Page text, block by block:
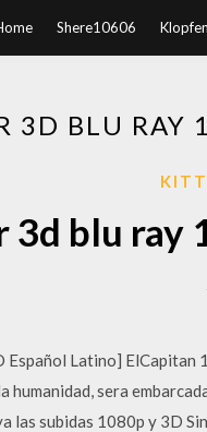
Shere10606
3D BLU RAY
3d blu ray
Latino] ElCapitan
humanidad, sera
las subidas 1080p y 3D